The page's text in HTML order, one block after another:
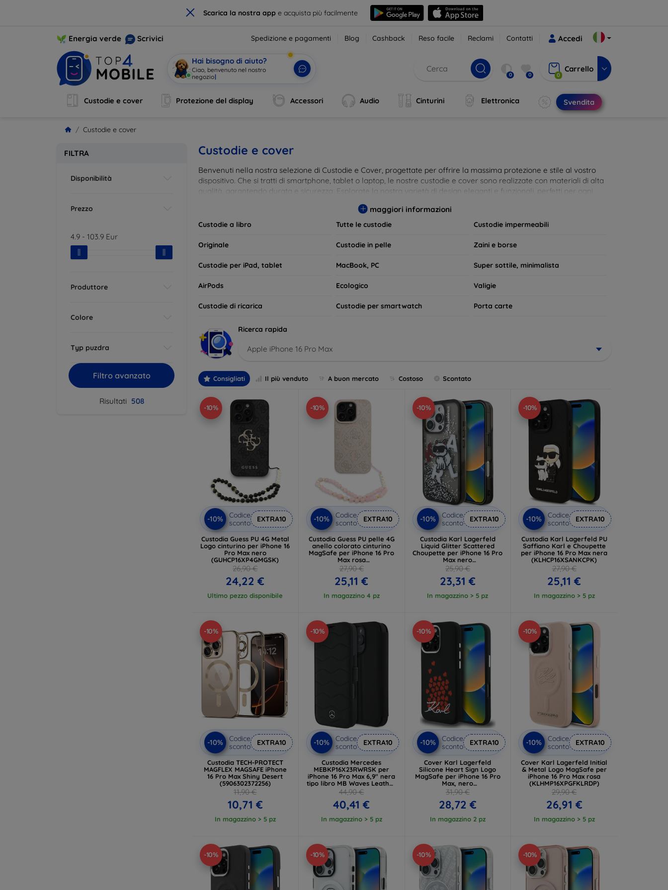
× Scarica la nostra appe acquista più facilmente
Energia verde Scrivici Spedizione e pagamenti Blog Cashback Reso facile Reclami Contatti Accedi
Hai bisogno di aiuto?
Sono | 0 0 0
Carrello
Custodie e cover Protezione del display Accessori Audio Cinturini Elettronica Svendita
Custodie e cover
FILTRA
Disponibilità
Prezzo
4.9 - 103.9 Eur
Produttore
Colore
Typ puzdra
Filtro avanzato
Risultati 508
Custodie e cover
Benvenuti nella nostra selezione di Custodie e Cover, progettate per offrire la massima protezione e stile al vostro
dispositivo. Che si tratti di smartphone, tablet o laptop, le nostre custodie e cover sono realizzate con materiali di alta
qualità, garantendo durata e sicurezza. Esplorate la nostra varietà di design eleganti e funzionali, perfetti per ogni
maggiori informazioni
Custodie a libro Tutte le custodie Custodie impermeabili
Originale Custodie in pelle Zaini e borse
Custodie per iPad, tablet MacBook, PC Super sottile, minimalista
AirPods Ecologico Valigie
Custodie di ricarica Custodie per smartwatch Porta carte
Ricerca rapida
Apple iPhone 16 Pro Max
Consigliati Il più venduto A buon mercato Costoso Scontato
-10%
-10%
Codice
sconto
EXTRA10
Custodia Guess PU 4G Metal
Logo cinturino per iPhone 16
Pro Max nero
(GUHCP16XP4GMGSK)
26,90 €
24,22 €
Ultimo pezzo disponibile
-10%
-10%
Codice
sconto
EXTRA10
Custodia Guess PU pelle 4G
anello colorato cinturino
MagSafe per iPhone 16 Pro
Max rosa
(GUHMP16XP4GREGSP)
27,90 €
25,11 €
In magazzino 4 pz
-10%
-10%
Codice
sconto
EXTRA10
Custodia Karl Lagerfeld
Liquid Glitter Scattered
Choupette per iPhone 16 Pro
Max nero
(KLHCP16XLCHSCTDK)
25,90 €
23,31 €
In magazzino > 5 pz
-10%
-10%
Codice
sconto
EXTRA10
Custodia Karl Lagerfeld PU
Saffiano Karl e Choupette
per iPhone 16 Pro Max nera
(KLHCP16XSANKCPK)
27,90 €
25,11 €
In magazzino > 5 pz
-10%
-10%
Codice
sconto
EXTRA10
Custodia TECH-PROTECT
MAGFLEX MAGSAFE iPhone
16 Pro Max Shiny Desert
(5906302372256)
11,90 €
10,71 €
In magazzino > 5 pz
-10%
-10%
Codice
sconto
EXTRA10
Custodia Mercedes
MEBKP16X23RWRSK per
iPhone 16 Pro Max 6,9" nera
tipo libro MB Waves Leather
(MEBKP16X23RWRSK)
44,90 €
40,41 €
In magazzino > 5 pz
-10%
-10%
Codice
sconto
EXTRA10
Cover Karl Lagerfeld
Silicone Heart Sign Logo
MagSafe per iPhone 16 Pro
Max, nero
(KLHMP16XSMHBKSK)
31,90 €
28,72 €
In magazzino 2 pz
-10%
-10%
Codice
sconto
EXTRA10
Cover Karl Lagerfeld Initial
& Metal Logo MagSafe per
iPhone 16 Pro Max rosa
(KLHMP16XPGFKLRDP)
29,90 €
26,91 €
In magazzino > 5 pz
-10% -10% -10% -10%